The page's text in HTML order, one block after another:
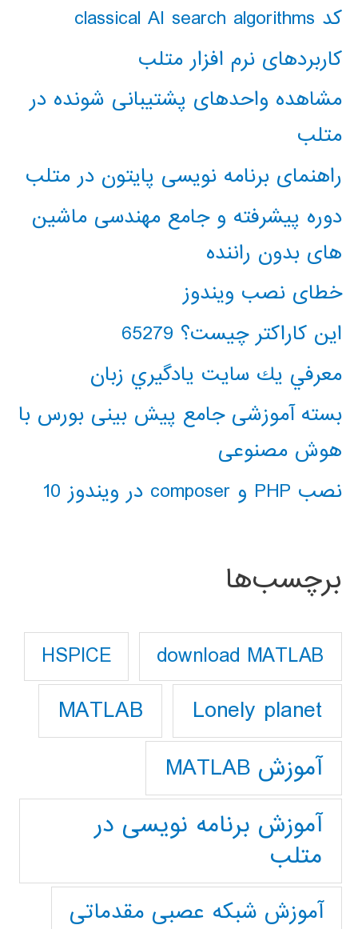
کد classical AI search algorithms
کاربردهای نرم افزار متلب
مشاهده واحدهای پشتیبانی شونده در
متلب
راهنمای برنامه نویسی پایتون در متلب
دوره پیشرفته و جامع مهندسی ماشین
های بدون راننده
خطای نصب ویندوز
این کاراکتر چیست؟ 65279
معرفي يك سايت يادگيري زبان
بسته آموزشی جامع پیش بینی بورس با
هوش مصنوعی
نصب PHP و composer در ویندوز 10
برچسب‌ها
download MATLAB
HSPICE
Lonely planet
MATLAB
آموزش MATLAB
آموزش برنامه نویسی در
متلب
آموزش شبکه عصبی مقدماتی